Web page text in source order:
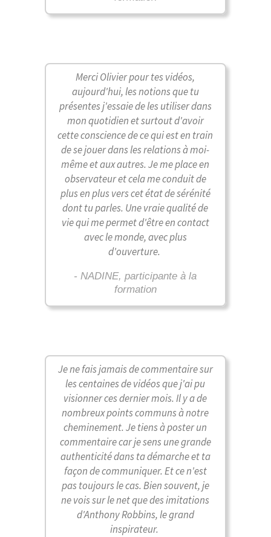
Merci Olivier pour tes vidéos,
aujourd'hui, les notions que tu
présentes j'essaie de les utiliser dans
mon quotidien et surtout d'avoir
cette conscience de ce qui est en train
de se jouer dans les relations à moi-
même et aux autres. Je me place en
observateur et cela me conduit de
plus en plus vers cet état de sérénité
dont tu parles. Une vraie qualité de
vie qui me permet d'être en contact
avec le monde, avec plus
d'ouverture.
- NADINE, participante à la
formation
Je ne fais jamais de commentaire sur
les centaines de vidéos que j'ai pu
visionner ces dernier mois. Il y a de
nombreux points communs à notre
cheminement. Je tiens à poster un
commentaire car je sens une grande
authenticité dans ta démarche et ta
façon de communiquer. Et ce n'est
pas toujours le cas. Bien souvent, je
ne vois sur le net que des imitations
d'Anthony Robbins, le grand
inspirateur.